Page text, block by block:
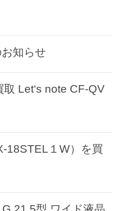
知らせ
Let‘s note CF-QV
18STEL１W）を買